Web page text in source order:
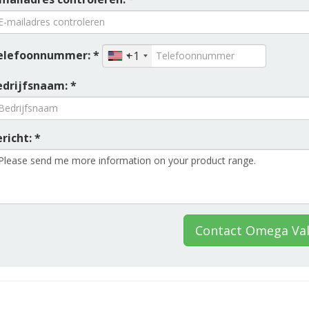
*
+1
*
*
Contact Omega